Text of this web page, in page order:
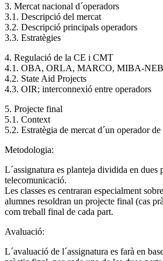
3. Mercat nacional d´operadors
3.1. Descripció del mercat
3.2. Descripció principals operadors
3.3. Estratègies
4. Regulació de la CE i CMT
4.1. OBA, ORLA, MARCO, MIBA-
4.2. State Aid Projects
4.3. OIR; interconnexió entre operadors
5. Projecte final
5.1. Context
5.2. Estratègia de mercat d´un operador
Metodologia:
L´assignatura es planteja dividida en dues
telecomunicació.
Les classes es centraran especialment
alumnes resoldran un projecte final (cas
com treball final de cada part.
Avaluació:
L´avaluació de l´assignatura es farà en